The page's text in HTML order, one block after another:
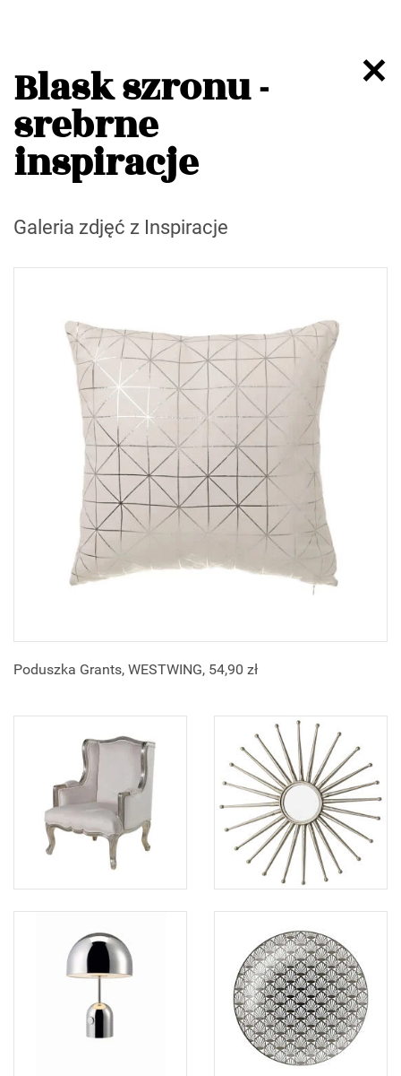
Blask szronu -
srebrne
inspiracje
Galeria zdjęć z Inspiracje
Poduszka Grants, WESTWING, 54,90 zł